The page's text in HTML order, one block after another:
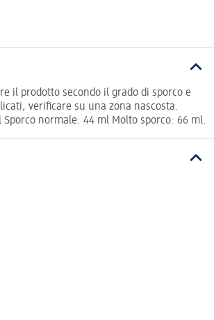
il prodotto secondo il grado di sporco e
verificare su una zona nascosta.
normale: 44 ml Molto sporco: 66 ml.